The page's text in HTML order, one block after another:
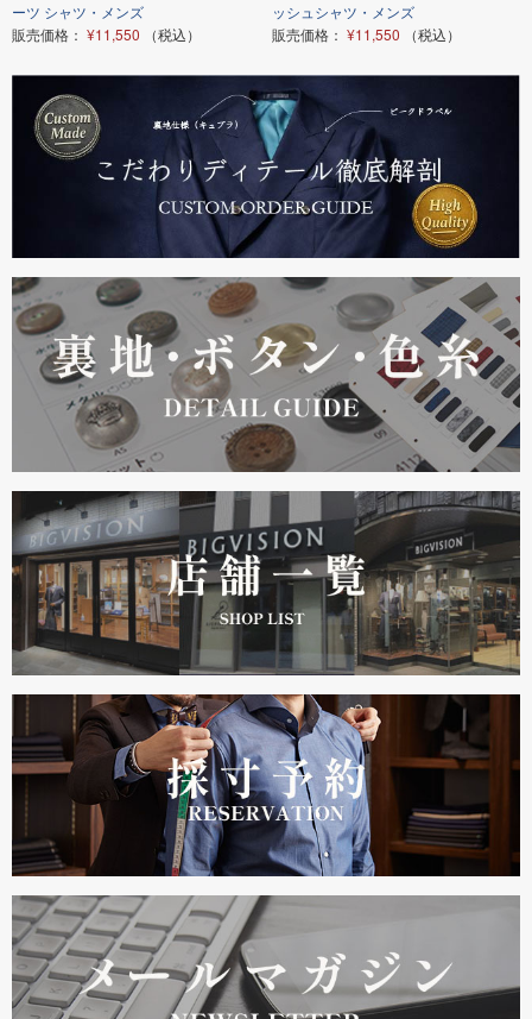
ーツ シャツ・メンズ
販売価格： ¥11,550 （税込）
ッシュシャツ・メンズ
販売価格： ¥11,550 （税込）